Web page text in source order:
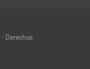
· Derechos